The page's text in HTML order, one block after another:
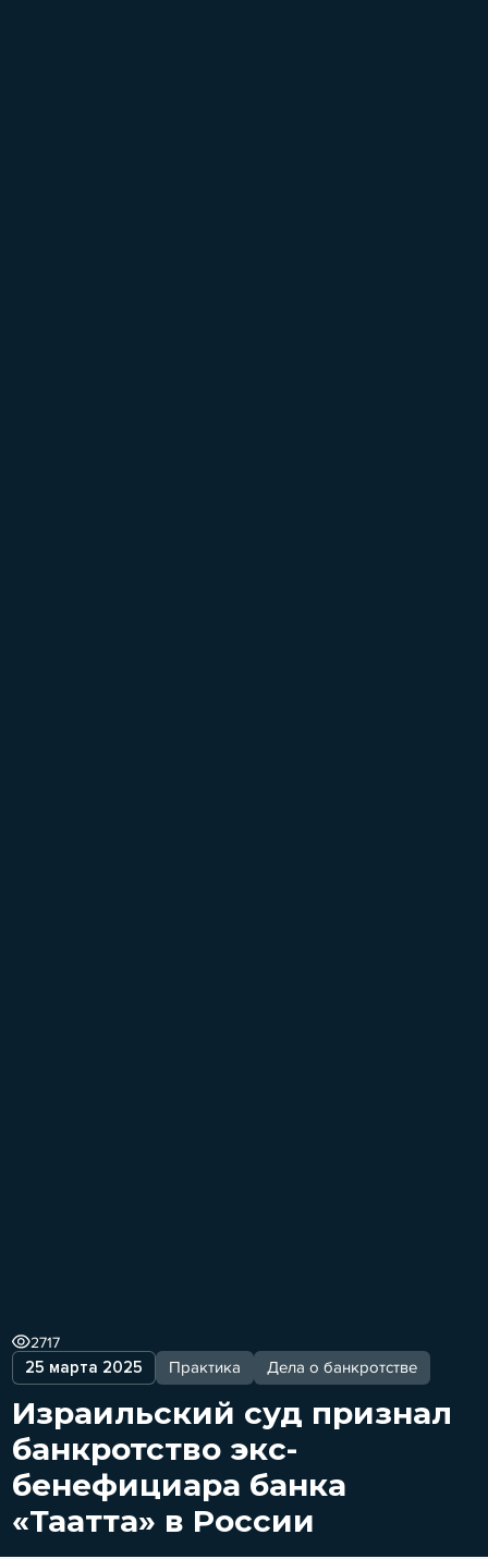
25 марта 2025 Практика Дела о банкротстве
2717
Израильский суд признал
банкротство экс-
бенефициара банка
«Таатта» в России